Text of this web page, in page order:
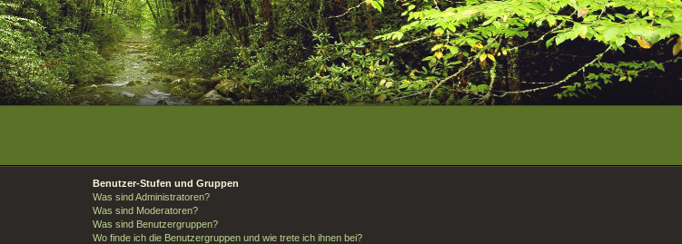
Benutzer-Stufen und Gruppen
Was sind Administratoren?
Was sind Moderatoren?
Was sind Benutzergruppen?
Wo finde ich die Benutzergruppen und wie trete ich ihnen bei?